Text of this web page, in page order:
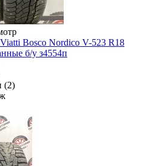
Bosco Nordico V-523 R18
б/у з4554п
(2)